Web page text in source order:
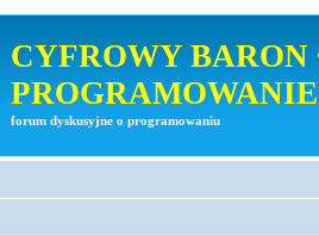
CYFROWY BARON
PROGRAMOWANIE
forum dyskusyjne o programowaniu